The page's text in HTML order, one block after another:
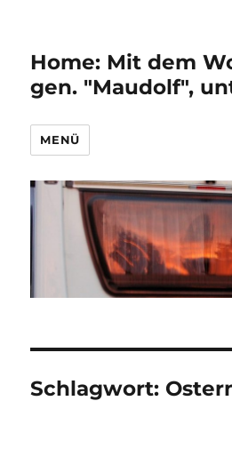
Home: Mit dem
gen. "Maudolf",
MENÜ
Schlagwort: